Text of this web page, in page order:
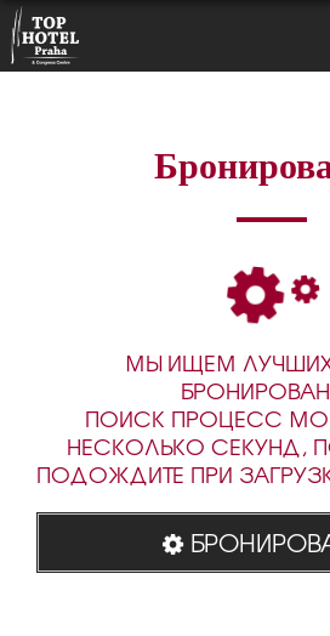
МЫ ИЩЕМ
ПОИСК ПРОЦЕСС
НЕСКОЛЬКО СЕКУНД,
ПОДОЖДИТЕ ПРИ